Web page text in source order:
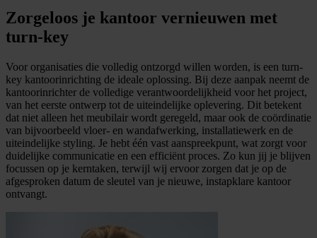
Zorgeloos je kantoor vernieuwen met
turn-key
Voor organisaties die volledig ontzorgd willen worden, is een turn-
key kantoorinrichting de ideale oplossing. Bij deze aanpak neemt de
kantoorinrichter de volledige verantwoordelijkheid voor het project,
van het eerste ontwerp tot de uiteindelijke oplevering. Dit betekent
dat niet alleen het meubilair wordt geregeld, maar ook de coördinatie
van bijvoorbeeld vloer- en wandafwerking, installatiewerk en de
uiteindelijke styling. Je hebt één vast aanspreekpunt, wat zorgt voor
duidelijke communicatie en een efficiënt proces. Zo kun jij je blijven
focussen op je kerntaken, terwijl wij ervoor zorgen dat je op de
afgesproken datum de sleutel van je nieuwe, instapklare kantoor
ontvangt.